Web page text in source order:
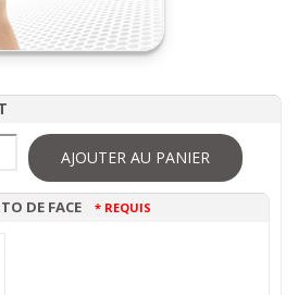
AJOUTER AU PANIER
DE FACE * REQUIS